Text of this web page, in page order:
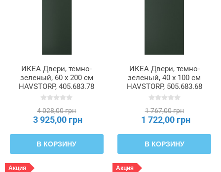
ИКЕА Двери, темно-
зеленый, 60 x 200 см
HAVSTORP, 405.683.78
4 028,00 грн
3 925,00 грн
В КОРЗИНУ
ИКЕА Двери, темно-
зеленый, 40 x 100 см
HAVSTORP, 505.683.68
1 767,00 грн
1 722,00 грн
В КОРЗИНУ
Акция Акция